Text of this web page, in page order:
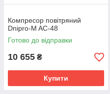
Компресор повітряний
Dnipro-M AC-48
Готово до відправки
10 655 ₴
Купити